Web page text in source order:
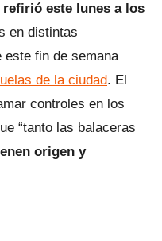
refirió este lunes a los
en distintas
este fin de semana
de la ciudad. El
controles en los
“tanto las balaceras
origen y